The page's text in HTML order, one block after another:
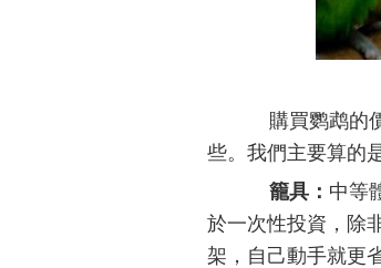
購買鹦鹉的
些。我們主要算的
籠具： 中等
於一次性投資，除
架，自己動手就更